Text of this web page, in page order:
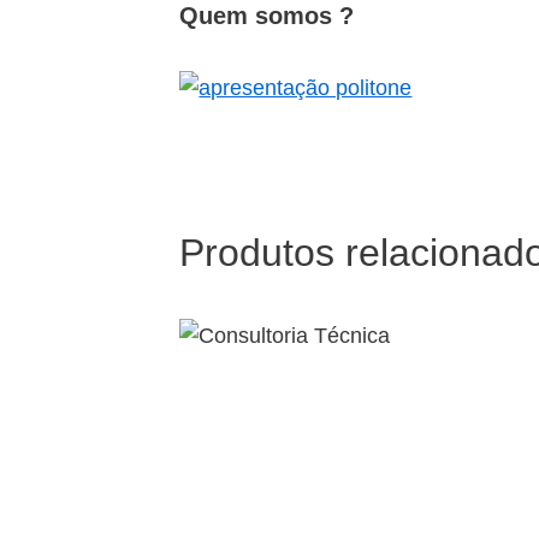
Quem somos ?
Produtos